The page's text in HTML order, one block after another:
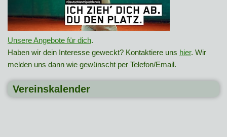
Unsere Angebote für dich.
Haben wir dein Interesse geweckt? Kontaktiere uns hier. Wir
melden uns dann wie gewünscht per Telefon/Email.
Vereinskalender